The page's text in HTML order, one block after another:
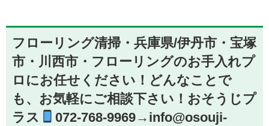
フローリング清掃・兵庫県/伊丹市・宝塚
市・川西市・フローリングのお手入れプ
ロにお任せください！どんなことで
も、お気軽にご相談下さい！おそうじプ
ラス
072-768-9969→info@osouji-